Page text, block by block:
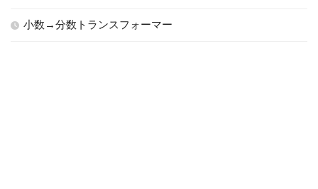
小数→分数トランスフォーマー